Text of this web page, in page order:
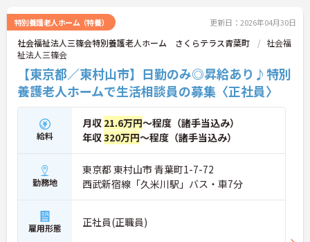
特別養護老人ホーム（特養） 更新日：2026年04月30日
社会福祉法人三篠会特別養護老人ホーム さくらテラス青葉町
社会福
祉法人三篠会
【東京都／東村山市】日勤のみ◎昇給あり♪特別
養護老人ホームで生活相談員の募集〈正社員〉
給料
月収 21.6万円～程度（諸手当込み）
年収320万円～程度（諸手当込み）
勤務地
東京都 東村山市 青葉町1-7-72
西武新宿線「久米川駅」バス・車7分
雇用形態 正社員(正職員)